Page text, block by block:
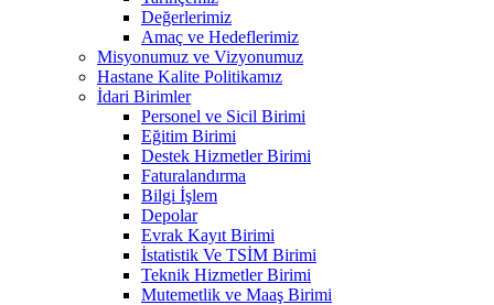
Değerlerimiz
Amaç ve Hedeflerimiz
Misyonumuz ve Vizyonumuz
Hastane Kalite Politikamız
İdari Birimler
Personel ve Sicil Birimi
Eğitim Birimi
Destek Hizmetler Birimi
Faturalandırma
Bilgi İşlem
Depolar
Evrak Kayıt Birimi
İstatistik Ve TSİM Birimi
Teknik Hizmetler Birimi
Mutemetlik ve Maaş Birimi